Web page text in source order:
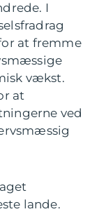
I
at fremme
vækst.
at
ved
lande.